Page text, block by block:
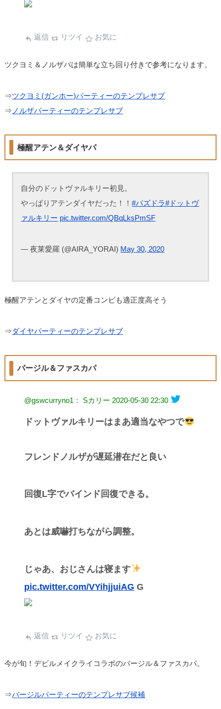
返信 リツイ お気に
ツクヨミ＆ノルザパは簡単な立ち回り付きで参考になります。
⇒ツクヨミ(ガンホー)パーティーのテンプレサブ
⇒ ノルザパーティーのテンプレサブ
極醒アテン＆ダイヤパ
自分のドットヴァルキリー初見。
やっぱりアテンダイヤだった！！#パズドラ#ドットヴ
ァルキリー pic.twitter.com/QBqLksPmSF
— 夜莱愛羅 (@AIRA_YORAI) May 30, 2020
極醒アテンとダイヤの定番コンビも適正度高そう
⇒ダイヤパーティーのテンプレサブ
バージル＆ファスカパ
@gswcurryno1： Sカリー 2020-05-30 22:30
ドットヴァルキリーはまあ適当なやつで
フレンドノルザが遅延潜在だと良い
回復L字でバインド回復できる。
あとは威嚇打ちながら調整。
じゃあ、おじさんは寝ます
pic.twitter.com/VYihjjuiAG G
返信 リツイ お気に
今が旬！デビルメイクライコラボのバージル＆ファスカパ。
⇒バージルパーティーのテンプレサブ候補